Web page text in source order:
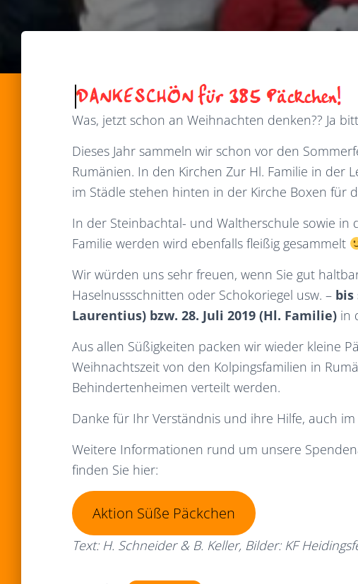
Was, jetzt schon an Weihnachten denken?? Ja
Dieses Jahr sammeln wir schon vor den
Rumänien. In den Kirchen Zur Hl. Familie in der
im Städle stehen hinten in der Kirche Boxen für
In der Steinbachtal- und Waltherschule sowie in
Familie werden wird ebenfalls fleißig gesammelt
Wir würden uns sehr freuen, wenn Sie gut
Haselnussschnitten oder Schokoriegel usw. – bis
Laurentius) bzw. 28. Juli 2019 (Hl. Familie) in
Aus allen Süßigkeiten packen wir wieder kleine
Weihnachtszeit von den Kolpingsfamilien in
Behindertenheimen verteilt werden.
Danke für Ihr Verständnis und ihre Hilfe, auch
Weitere Informationen rund um unsere
finden Sie hier:
Aktion Süße Päckchen
Text: H. Schneider & B. Keller, Bilder: KF